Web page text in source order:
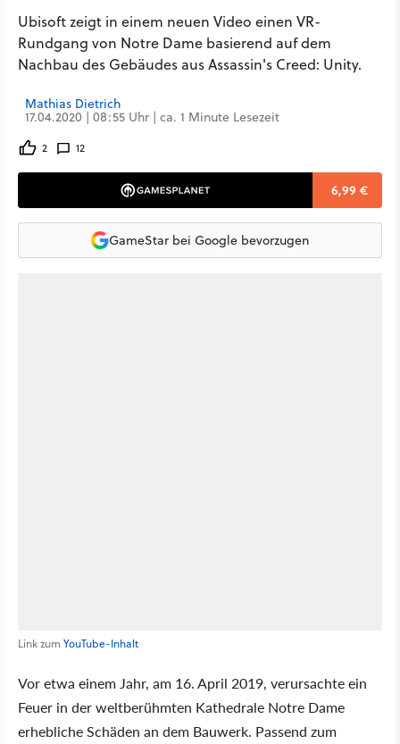
Ubisoft zeigt in einem neuen Video einen VR-
Rundgang von Notre Dame basierend auf dem
Nachbau des Gebäudes aus Assassin's Creed: Unity.
Mathias Dietrich
17.04.2020 | 08:55 Uhr | ca. 1 Minute Lesezeit
2 12
6,99 €
GameStar bei Google bevorzugen
Link zum YouTube-Inhalt
Vor etwa einem Jahr, am 16. April 2019, verursachte ein
Feuer in der weltberühmten Kathedrale Notre Dame
erhebliche Schäden an dem Bauwerk. Passend zum